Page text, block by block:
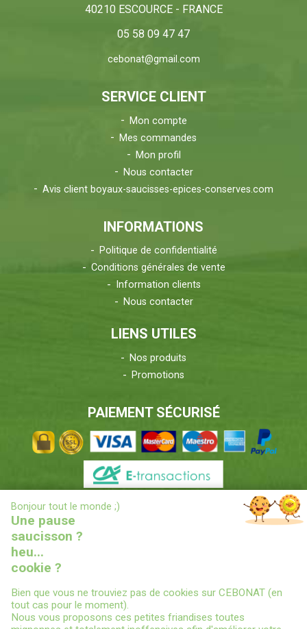
40210 ESCOURCE - FRANCE
05 58 09 47 47
cebonat@gmail.com
SERVICE CLIENT
Mon compte
Mes commandes
Mon profil
Nous contacter
Avis client boyaux-saucisses-epices-conserves.com
INFORMATIONS
Politique de confidentialité
Conditions générales de vente
Information clients
Nous contacter
LIENS UTILES
Nos produits
Promotions
PAIEMENT SÉCURISÉ
INFORMATIONS LIVRAISONS
© 2022CEBONAT - BOYAUX-SAUCISSES-EPICES-CONSERVES
X
Bonjour tout le monde ;)
Une pause
saucisson ?
heu...
cookie ?
Bien que vous ne trouviez pas de cookies sur CEBONAT (en
tout cas pour le moment).
Nous vous proposons ces petites friandises toutes